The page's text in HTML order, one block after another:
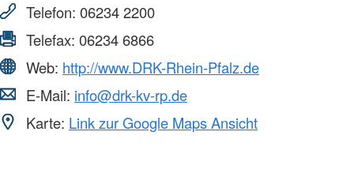
Telefon: 06234 2200
Telefax: 06234 6866
Web: http://www.DRK-Rhein-Pfalz.de
E-Mail: info@drk-kv-rp.de
Karte: Link zur Google Maps Ansicht